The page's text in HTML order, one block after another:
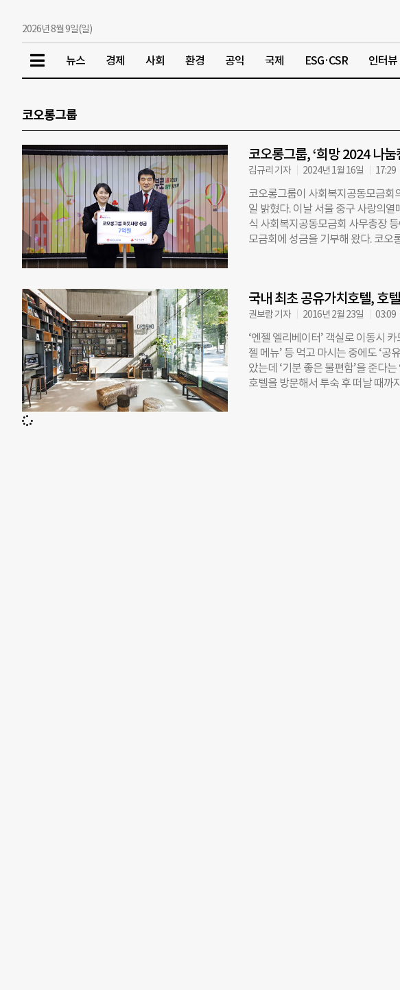
2026년 8월 9일(일)
뉴스 경제 사회 환경 공익 국제 ESG·CSR 인터뷰
코오롱그룹
코오롱그룹, ‘희망 2024 나
김규리 기자 2024년 1월 16일 17:29
코오롱그룹이 사회복지공동모금회
일 밝혔다. 이날 서울 중구 사랑의
식 사회복지공동모금회 사무총장
모금회에 성금을 기부해 왔다. 코오
방향으로 프로그램을 재정비했다.
계층이 체감하는 어려움은 더 커질
외된 이웃들과 함께하며 보탬이 되
국내 최초 공유가치호텔, 호
권보람 기자 2016년 2월 23일 03:09
‘엔젤 엘리베이터’ 객실로 이동시
젤 메뉴’ 등 먹고 마시는 중에도 ‘
았는데 ‘기분 좋은 불편함’을 준다
호텔을 방문해서 투숙 후 떠날 때까